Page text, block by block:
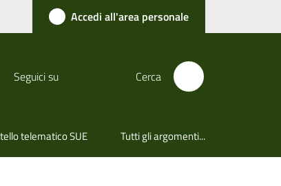
Accedi all'area personale
Seguici su Cerca
telematico SUE Tutti gli argomenti...